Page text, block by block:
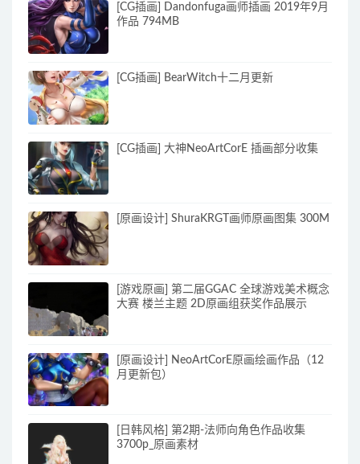
[CG插画] Dandonfuga画师插画 2019年9月
作品 794MB
[CG插画] BearWitch十二月更新
[CG插画] 大神NeoArtCorE 插画部分收集
[原画设计] ShuraKRGT画师原画图集 300M
[游戏原画] 第二届GGAC 全球游戏美术概念
大赛 楼兰主题 2D原画组获奖作品展示
[原画设计] NeoArtCorE原画绘画作品（12
月更新包）
[日韩风格] 第2期-法师向角色作品收集
3700p_原画素材